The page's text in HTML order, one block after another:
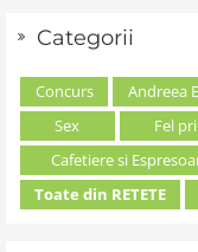
Categorii
Concurs Andreea
Sex
Fel
Cafetiere si
Toate din RETETE